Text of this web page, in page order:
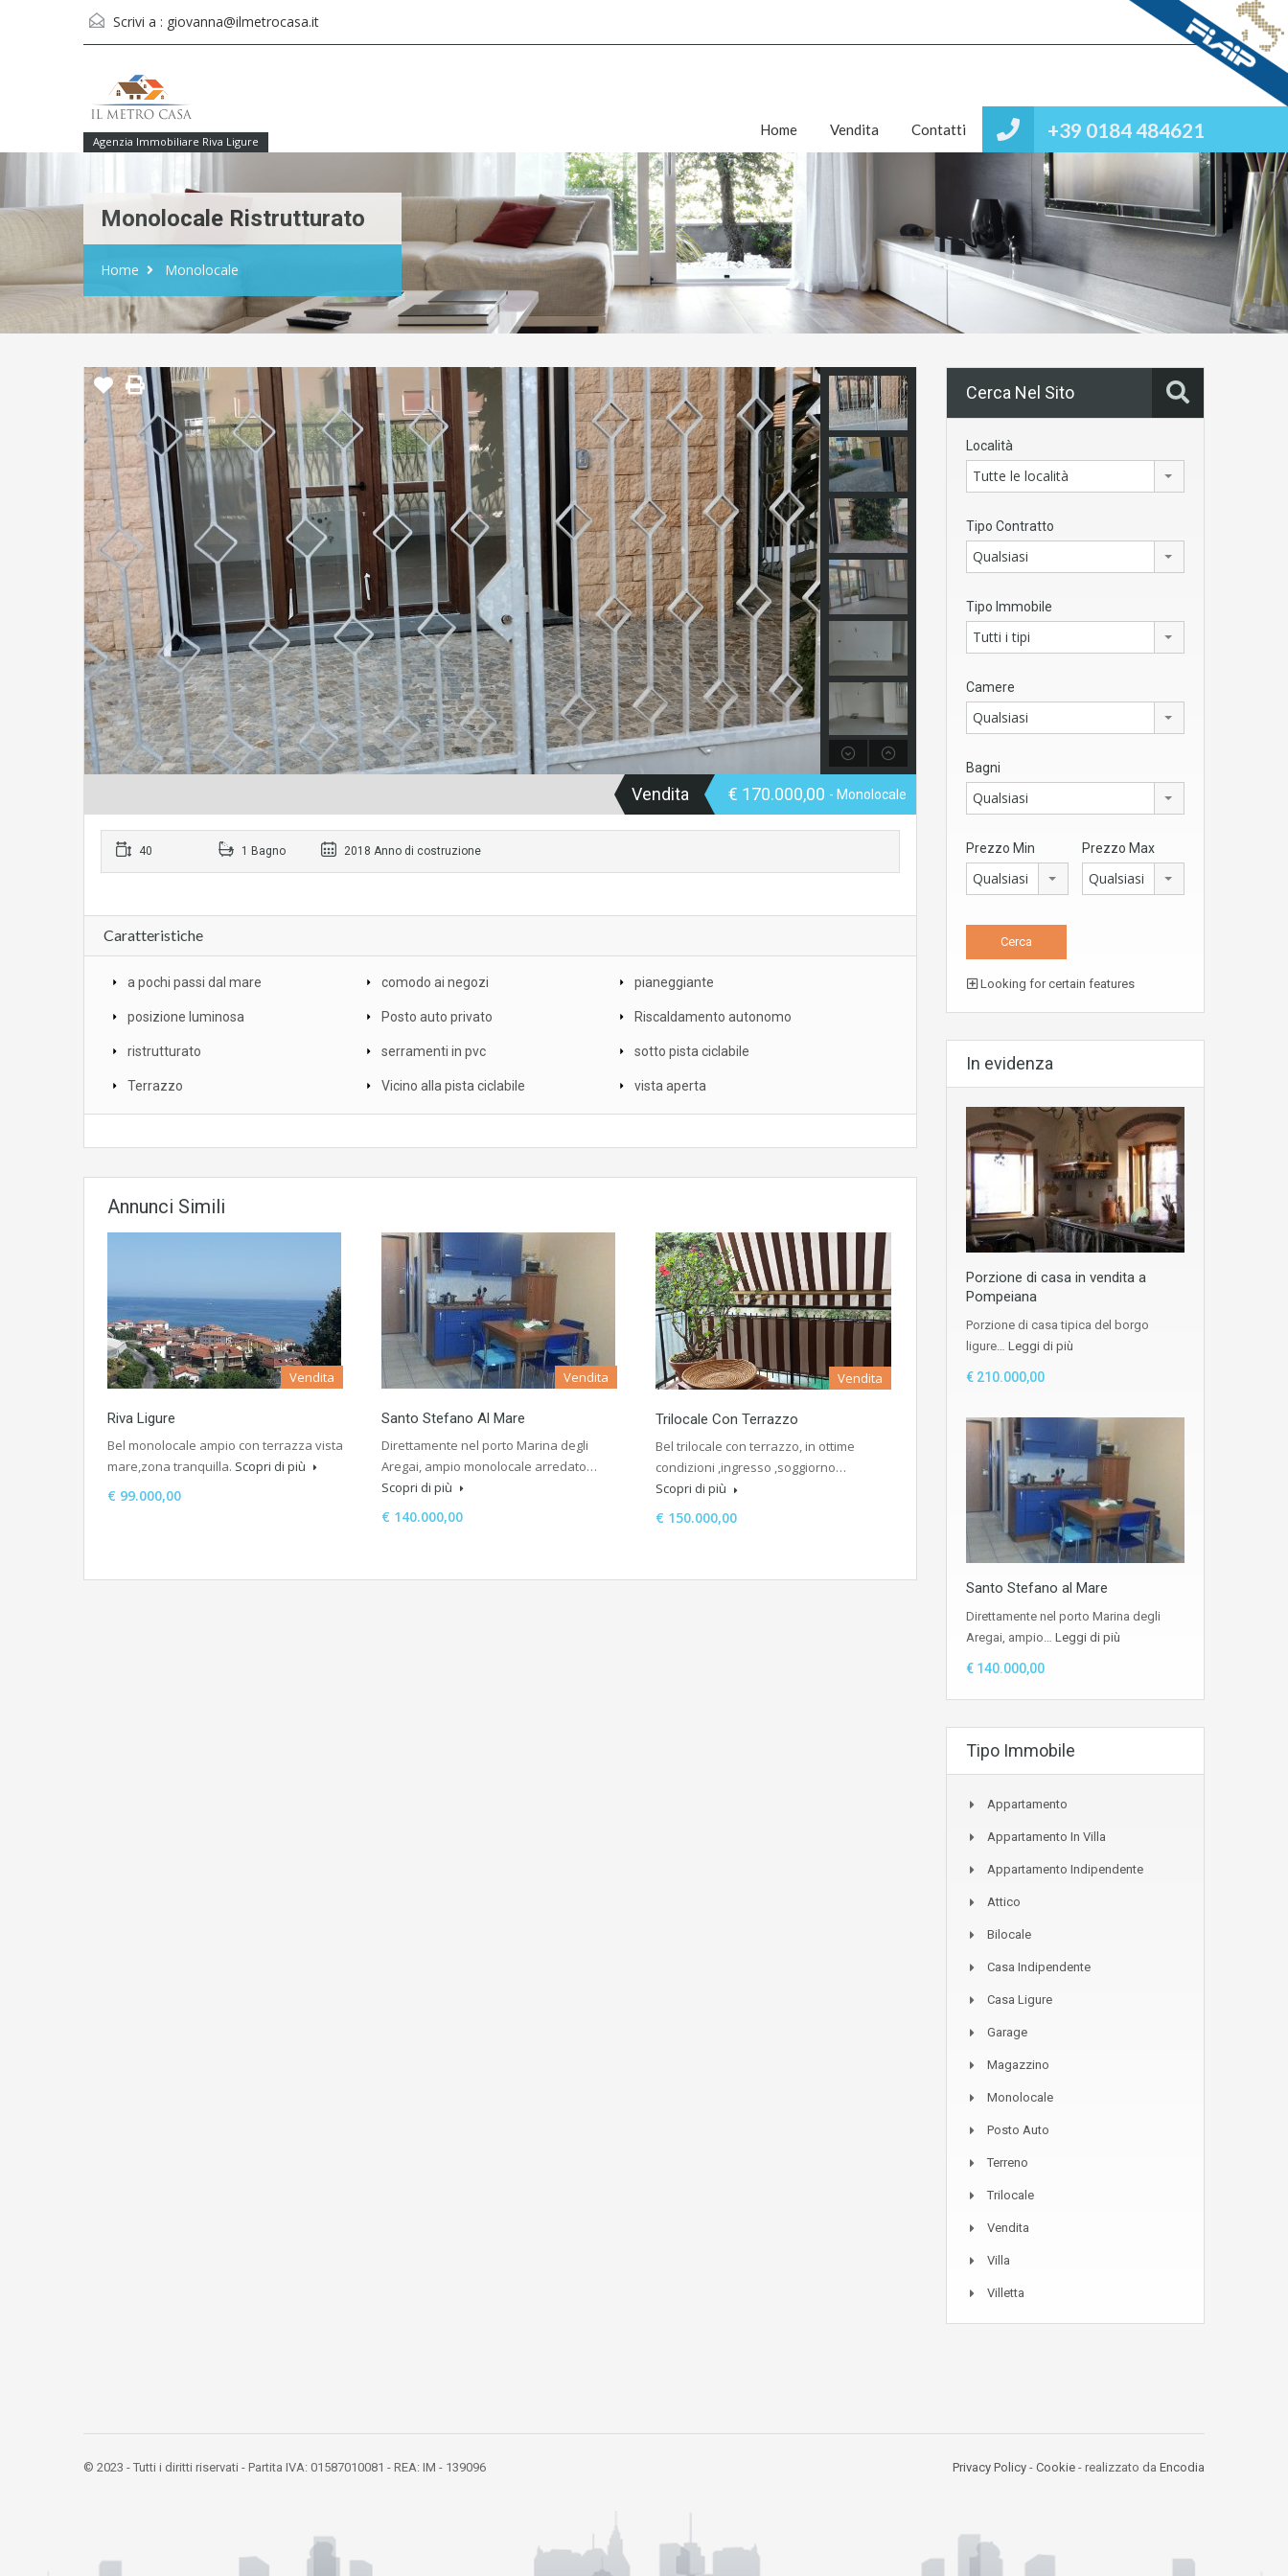
Scrivi a : giovanna@ilmetrocasa.it
Agenzia Immobiliare Riva Ligure +39 0184 484621
Home Vendita Contatti
Monolocale Ristrutturato
Home Monolocale
Vendita € 170.000,00 - Monolocale
40 1 Bagno 2018 Anno di costruzione
Caratteristiche
a pochi passi dal mare comodo ai negozi pianeggiante
posizione luminosa Posto auto privato Riscaldamento autonomo
ristrutturato serramenti in pvc sotto pista ciclabile
Terrazzo Vicino alla pista ciclabile vista aperta
Annunci Simili
Vendita
Riva Ligure
Bel monolocale ampio con terrazza vista
mare,zona tranquilla. Scopri di più
€ 99.000,00
Vendita
Santo Stefano Al Mare
Direttamente nel porto Marina degli
Aregai, ampio monolocale arredato…
Scopri di più
€ 140.000,00
Vendita
Trilocale Con Terrazzo
Bel trilocale con terrazzo, in ottime
condizioni ,ingresso ,soggiorno…
Scopri di più
€ 150.000,00
Cerca Nel Sito
Località
Tutte le località
Tipo Contratto
Qualsiasi
Tipo Immobile
Tutti i tipi
Camere
Qualsiasi
Bagni
Qualsiasi
Prezzo Min
Qualsiasi
Prezzo Max
Qualsiasi
Looking for certain features
In evidenza
Porzione di casa in vendita a
Pompeiana
Porzione di casa tipica del borgo
ligure… Leggi di più
€ 210.000,00
Santo Stefano al Mare
Direttamente nel porto Marina degli
Aregai, ampio… Leggi di più
€ 140.000,00
Tipo Immobile
Appartamento
Appartamento In Villa
Appartamento Indipendente
Attico
Bilocale
Casa Indipendente
Casa Ligure
Garage
Magazzino
Monolocale
Posto Auto
Terreno
Trilocale
Vendita
Villa
Villetta
© 2023 - Tutti i diritti riservati - Partita IVA: 01587010081 - REA: IM - 139096 Privacy Policy - Cookie - realizzato da Encodia